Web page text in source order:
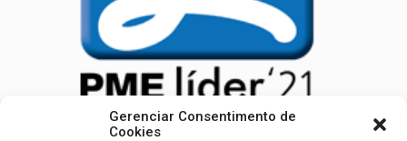
Gerenciar Consentimento de
Cookies